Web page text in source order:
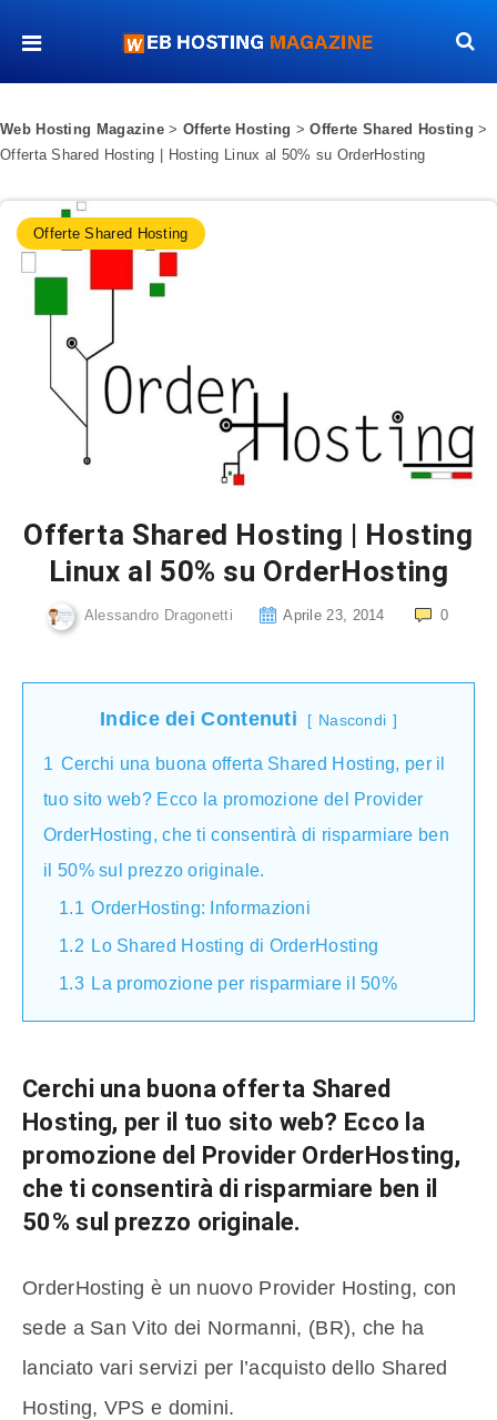
Web Hosting Magazine > Offerte Hosting >Offerte Shared Hosting >
Offerta Shared Hosting | Hosting Linux al 50% su OrderHosting
Offerte Shared Hosting
Offerta Shared Hosting | Hosting
Linux al 50% su OrderHosting
Alessandro Dragonetti Aprile 23, 2014 0
Indice dei Contenuti Nascondi
1 Cerchi una buona offerta Shared Hosting, per il
tuo sito web? Ecco la promozione del Provider
OrderHosting, che ti consentirà di risparmiare ben
il 50% sul prezzo originale.
1.1 OrderHosting: Informazioni
1.2 Lo Shared Hosting di OrderHosting
1.3 La promozione per risparmiare il 50%
Cerchi una buona offerta Shared
Hosting, per il tuo sito web? Ecco la
promozione del Provider OrderHosting,
che ti consentirà di risparmiare ben il
50% sul prezzo originale.
OrderHosting è un nuovo Provider Hosting, con
sede a San Vito dei Normanni, (BR), che ha
lanciato vari servizi per l’acquisto dello Shared
Hosting, VPS e domini.